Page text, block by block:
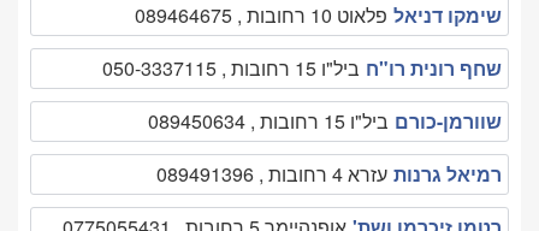
שימקו דניאל פלאוט 10 רחובות , 089464675
שחף רונית רו"ח ביל"ו 15 רחובות , 050-3337115
שוורמן-כורם ביל"ו 15 רחובות , 089450634
רמיאל גרנות עזרא 4 רחובות , 089491396